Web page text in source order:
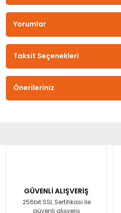
Yorumlar
Taksit Seçenekleri
Önerileriniz
GÜVENLİ ALIŞVERİŞ
256bit SSL Sertifikası ile
güvenli alışveriş